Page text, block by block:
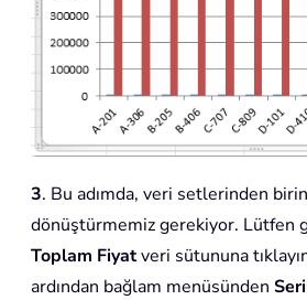
3. Bu adımda, veri setlerinden
dönüştürmemiz gerekiyor. Lütfen
Toplam Fiyatveri sütununa
ardından bağlam menüsünden